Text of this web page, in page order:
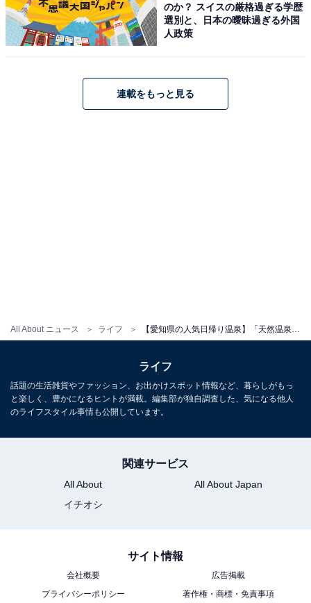
All About ニュース ライフ
ス停④番のりばより、神宮12「鳴尾車庫」または金山
19「メグラスガーデンナゴヤ」「潮見町南」に乗車し、
「南陽通5丁目」停下車 徒歩3分。
「南陽通4」交差点の次の信号を右折、もしくは名四国
道「竜宮町」交差点を北へ約2分「南陽通6」交差点の次
宿泊可否
ランはありません。営業時間は平日あさ10:00〜よる
12:00、土日祝あさ9:00〜よる12:00までとなります。）
のか？ スイスの厳格過ぎる学歴
選別と、日本の曖昧過ぎる外国
人政策
連載をもっと見る
ライフ
話題の生活雑貨やファッション、お出かけスポット情報など、暮らしがもっ
と楽しく、豊かになるヒントが満載。編集部が独自調査した、気になる他人
のライフスタイル事情も公開しています。
関連サービス
All About
All About Japan
イチオシ
サイト情報
会社概要
広告掲載
プライバシーポリシー
著作権・商標・免責事項